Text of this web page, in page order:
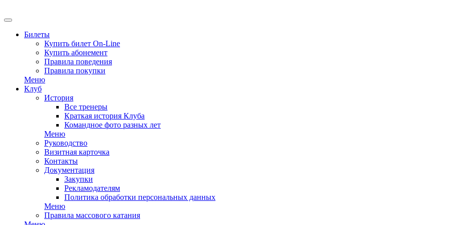
Билеты
Купить билет On-Line
Купить абонемент
Правила поведения
Правила покупки
Меню
Клуб
История
Все тренеры
Краткая история Клуба
Командное фото разных лет
Меню
Руководство
Визитная карточка
Контакты
Документация
Закупки
Рекламодателям
Политика обработки персональных данных
Меню
Правила массового катания